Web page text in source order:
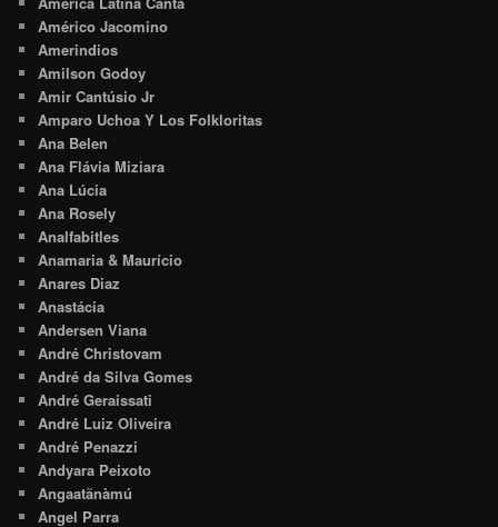
Américo Jacomino
Amerindios
Amilson Godoy
Amir Cantúsio Jr
Amparo Uchoa Y Los Folkloritas
Ana Belen
Ana Flávia Miziara
Ana Lúcia
Ana Rosely
Analfabitles
Anamaria & Maurício
Anares Diaz
Anastácia
Andersen Viana
André Christovam
André da Silva Gomes
André Geraissati
André Luiz Oliveira
André Penazzi
Andyara Peixoto
Angaatãnàmú
Angel Parra